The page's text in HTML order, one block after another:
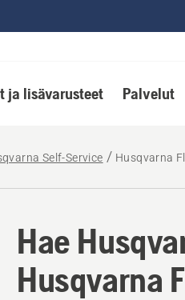
ja lisävarusteet Palvelut
Self-Service Husqvarna
Hae
Husqvarna